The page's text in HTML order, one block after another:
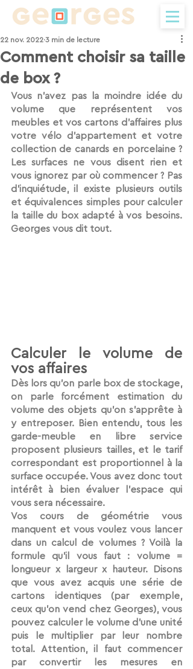
Comment choisir sa taille
de box ?
22 nov. 2022 3 min de lecture
Vous n’avez pas la moindre idée du
volume que représentent vos
meubles et vos cartons d’affaires plus
votre vélo d’appartement et votre
collection de canards en porcelaine ?
Les surfaces ne vous disent rien et
vous ignorez par où commencer ? Pas
d’inquiétude, il existe plusieurs outils
et équivalences simples pour calculer
la taille du box adapté à vos besoins.
Georges vous dit tout.
Calculer le volume de
vos affaires
Dès lors qu’on parle box de stockage,
on parle forcément estimation du
volume des objets qu’on s’apprête à
y entreposer. Bien entendu, tous les
proposent plusieurs tailles, et le tarif
correspondant est proportionnel à la
surface occupée. Vous avez donc tout
intérêt à bien évaluer l’espace qui
vous sera nécessaire.
Vos cours de géométrie vous
manquent et vous voulez vous lancer
dans un calcul de volumes ? Voilà la
formule qu’il vous faut : volume =
longueur x largeur x hauteur. Disons
que vous avez acquis une série de
cartons identiques (par exemple,
ceux qu’on vend chez Georges), vous
pouvez calculer le volume d’une unité
puis le multiplier par leur nombre
total. Attention, il faut commencer
par convertir les mesures en